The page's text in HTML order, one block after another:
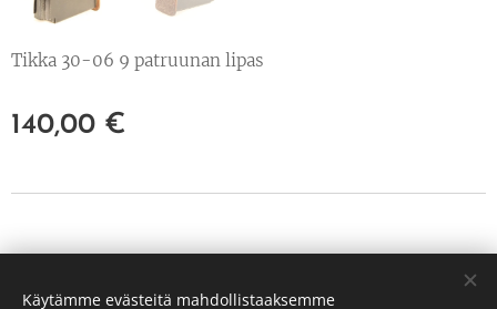
Tikka 30-06 9 patruunan lipas
140,00 €
Käytämme evästeitä mahdollistaaksemme